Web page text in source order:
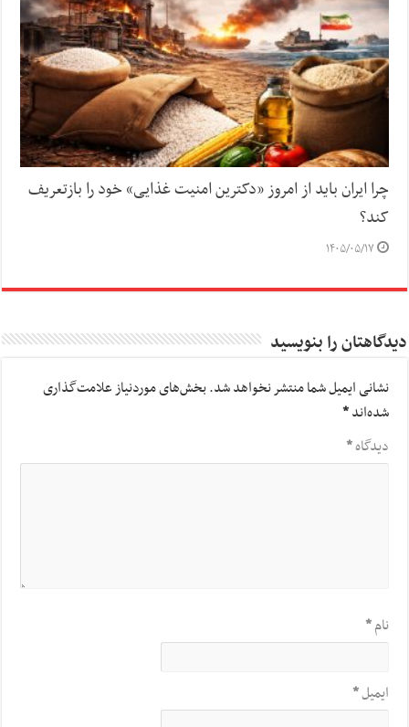
چرا ایران باید از امروز «دکترین امنیت غذایی» خود را بازتعریف
کند؟
۱۴۰۵/۰۵/۱۷
دیدگاهتان را بنویسید
نشانی ایمیل شما منتشر نخواهد شد.بخش‌های موردنیاز علامت‌گذاری
شده‌اند*
دیدگاه*
نام*
ایمیل*